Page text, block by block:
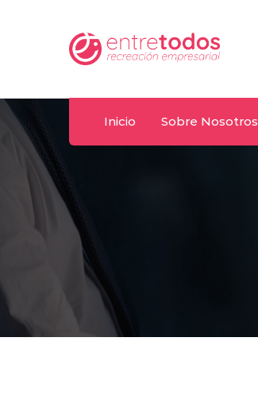
Whatsapp
092 487 198
Inicio Sobre Nosotros